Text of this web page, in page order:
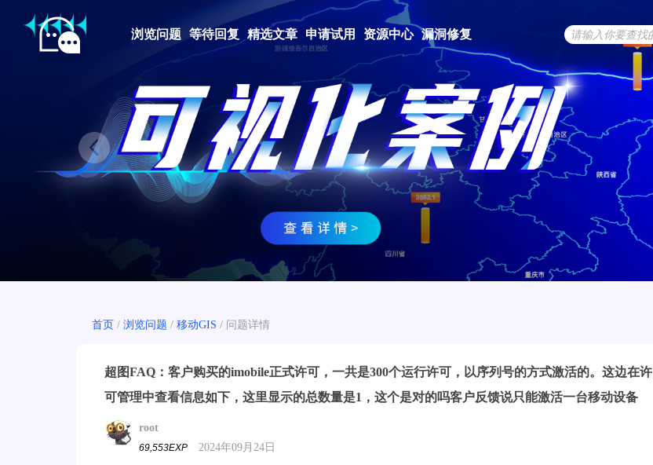
Prev
浏览问题 等待回复 精选文章 申请试用 资源中心 漏洞修复
首页 / 浏览问题 / 移动GIS / 问题详情
超图FAQ：客户购买的imobile正式许可，一共是300个运行许可，以序列号的方式激活的。这边在许
可管理中查看信息如下，这里显示的总数量是1，这个是对的吗客户反馈说只能激活一台移动设备
root
69,553EXP 2024年09月24日